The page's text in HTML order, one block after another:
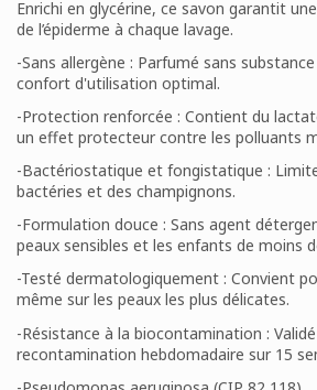
Enrichi en glycérine, ce savon garantit
de l’épiderme à chaque lavage.
-Sans allergène : Parfumé sans
confort d'utilisation optimal.
-Protection renforcée : Contient du
un effet protecteur contre les polluants
-Bactériostatique et fongistatique :
bactéries et des champignons.
-Formulation douce : Sans agent
peaux sensibles et les enfants de moins
-Testé dermatologiquement : Convient
même sur les peaux les plus délicates.
-Résistance à la biocontamination :
recontamination hebdomadaire sur 15